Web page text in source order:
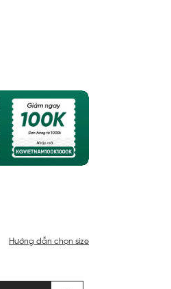
Hướng dẫn chọn size